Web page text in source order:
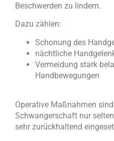
Beschwerden zu lindern.
Dazu zählen:
Schonung des
nächtliche
Vermeidung stark
Handbewegungen
Operative Maßnahmen
Schwangerschaft nur
sehr zurückhaltend